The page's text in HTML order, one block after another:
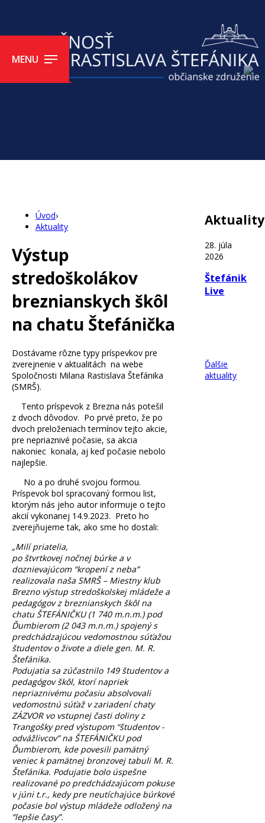
MENU
Úvod›
Aktuality
Výstup
stredoškolákov
breznianskych škôl
na chatu Štefánička
Dostávame rôzne typy príspevkov pre
zverejnenie v aktualitách na webe
Spoločnosti Milana Rastislava Štefánika
(SMRŠ).
Tento príspevok z Brezna nás potešil
z dvoch dôvodov. Po prvé preto, že po
dvoch preloženiach termínov tejto akcie,
pre nepriaznivé počasie, sa akcia
nakoniec konala, aj keď počasie nebolo
najlepšie.
No a po druhé svojou formou.
Príspevok bol spracovaný formou list,
ktorým nás jeho autor informuje o tejto
akcií vykonanej 14.9.2023. Preto ho
zverejňujeme tak, ako sme ho dostali:
„Milí priatelia,
po štvrtkovej nočnej búrke a v
doznievajúcom “kropení z neba”
realizovala naša SMRŠ – Miestny klub
Brezno výstup stredoškolskej mládeže a
pedagógov z breznianskych škôl na
chatu ŠTEFÁNIČKU (1 740 m.n.m.) pod
Ďumbierom (2 043 m.n.m.) spojený s
predchádzajúcou vedomostnou súťažou
študentov o živote a diele gen. M. R.
Štefánika.
Podujatia sa zúčastnilo 149 študentov a
pedagógov škôl, ktorí napriek
nepriaznivému počasiu absolvovali
vedomostnú súťaž v zariadení chaty
ZÁZVOR vo vstupnej časti doliny z
Trangošky pred výstupom “študentov -
odvážlivcov” na ŠTEFÁNIČKU pod
Ďumbierom, kde povesili pamätný
veniec k pamätnej bronzovej tabuli M. R.
Štefánika. Podujatie bolo úspešne
realizované po predchádzajúcom pokuse
v júni t.r., kedy pre neutíchajúce búrkové
počasie bol výstup mládeže odložený na
“lepšie časy”.
Aktuality
28. júla
2026
Štefánik
Live
Ďalšie
aktuality